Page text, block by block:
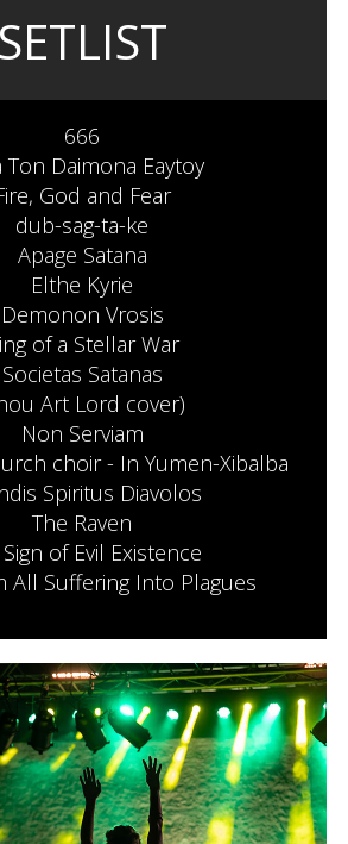
SETLIST
666
Ton Daimona Eaytoy
God and Fear
dub-sag-ta-ke
Apage Satana
Elthe Kyrie
Demonon Vrosis
of a Stellar War
Societas Satanas
Art Lord cover)
Non Serviam
choir - In Yumen-Xibalba
Spiritus Diavolos
The Raven
of Evil Existence
All Suffering Into Plagues